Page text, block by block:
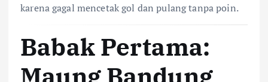
karena gagal mencetak gol dan pulang tanpa poin.
Babak Pertama: